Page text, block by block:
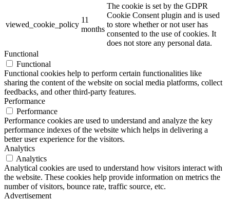
viewed_cookie_policy
11
months
The cookie is set by the GDPR
Cookie Consent plugin and is used
to store whether or not user has
consented to the use of cookies. It
does not store any personal data.
Functional
Functional
Functional cookies help to perform certain functionalities like
sharing the content of the website on social media platforms, collect
feedbacks, and other third-party features.
Performance
Performance
Performance cookies are used to understand and analyze the key
performance indexes of the website which helps in delivering a
better user experience for the visitors.
Analytics
Analytics
Analytical cookies are used to understand how visitors interact with
the website. These cookies help provide information on metrics the
number of visitors, bounce rate, traffic source, etc.
Advertisement